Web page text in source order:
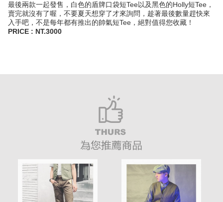
最後兩款一起發售，白色的盾牌口袋短Tee以及黑色的Holly短Tee，
賣完就沒有了喔，不要夏天想穿了才來詢問，趁著最後數量趕快來
入手吧，不是每年都有推出的帥氣短Tee，絕對值得您收藏！
PRICE : NT.3000